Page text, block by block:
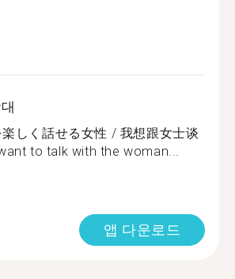
しく話せる女性 / 我想跟女士谈
to talk with the woman...
앱 다운로드